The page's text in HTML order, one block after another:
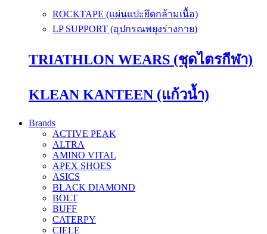
ROCKTAPE (แผ่นแปะยึดกล้ามเนื้อ)
LP SUPPORT (อุปกรณพยุงร่างกาย)
TRIATHLON WEARS (ชุดไตรกีฬา)
KLEAN KANTEEN (แก้วน้ำ)
Brands
ACTIVE PEAK
ALTRA
AMINO VITAL
APEX SHOES
ASICS
BLACK DIAMOND
BOLT
BUFF
CATERPY
CIELE